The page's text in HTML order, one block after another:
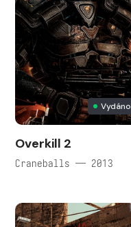
Vydáno
Overkill 2
Craneballs — 2013